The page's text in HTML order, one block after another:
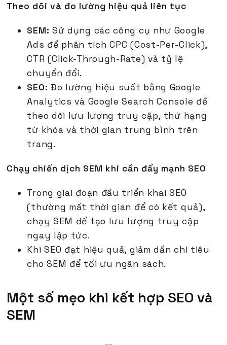
Theo dõi và đo lường hiệu quả liên tục
SEM: Sử dụng các công cụ như Google
Ads để phân tích CPC (Cost-Per-Click),
CTR (Click-Through-Rate) và tỷ lệ
chuyển đổi.
SEO: Đo lường hiệu suất bằng Google
Analytics và Google Search Console để
theo dõi lưu lượng truy cập, thứ hạng
từ khóa và thời gian trung bình trên
trang.
Chạy chiến dịch SEM khi cần đẩy mạnh SEO
Trong giai đoạn đầu triển khai SEO
(thường mất thời gian để có kết quả),
chạy SEM để tạo lưu lượng truy cập
ngay lập tức.
Khi SEO đạt hiệu quả, giảm dần chi tiêu
cho SEM để tối ưu ngân sách.
Một số mẹo khi kết hợp SEO và
SEM